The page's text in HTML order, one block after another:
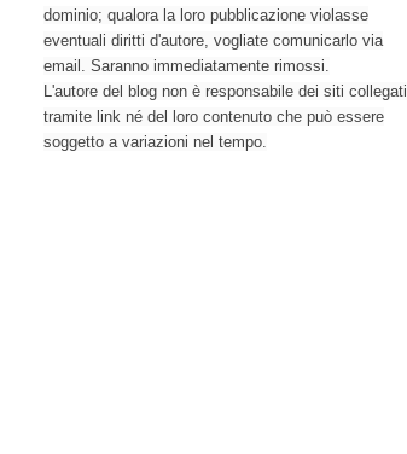
dominio; qualora la loro pubblicazione violasse
eventuali diritti d'autore, vogliate comunicarlo via
email. Saranno immediatamente rimossi.
L'autore del blog non è responsabile dei siti collegati
tramite link né del loro contenuto che può essere
soggetto a variazioni nel tempo.